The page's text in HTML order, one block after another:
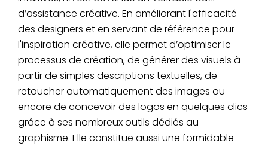
d’assistance créative. En améliorant l'efficacité
des designers et en servant de référence pour
l'inspiration créative, elle permet d’optimiser le
processus de création, de générer des visuels à
partir de simples descriptions textuelles, de
retoucher automatiquement des images ou
encore de concevoir des logos en quelques clics
grâce à ses nombreux outils dédiés au
graphisme. Elle constitue aussi une formidable